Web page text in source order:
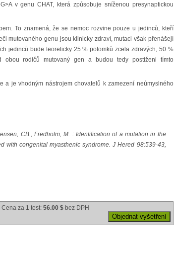
v genu CHAT, která způsobuje sníženou presynaptickou
To znamená, že se nemoc rozvine pouze u jedinců, kteří
mutovaného genu jsou klinicky zdraví, mutaci však přenášejí
jedinců bude teoreticky 25 % potomků zcela zdravých, 50 %
rodičů mutovaný gen a budou tedy postiženi tímto
a je vhodným nástrojem chovatelů k zamezení neúmyslného
CB., Fredholm, M. : Identification of a mutation in the
with congenital myasthenic syndrome. J Hered 98:539-43,
Cena za 1 test: 56.00 $ bez DPH